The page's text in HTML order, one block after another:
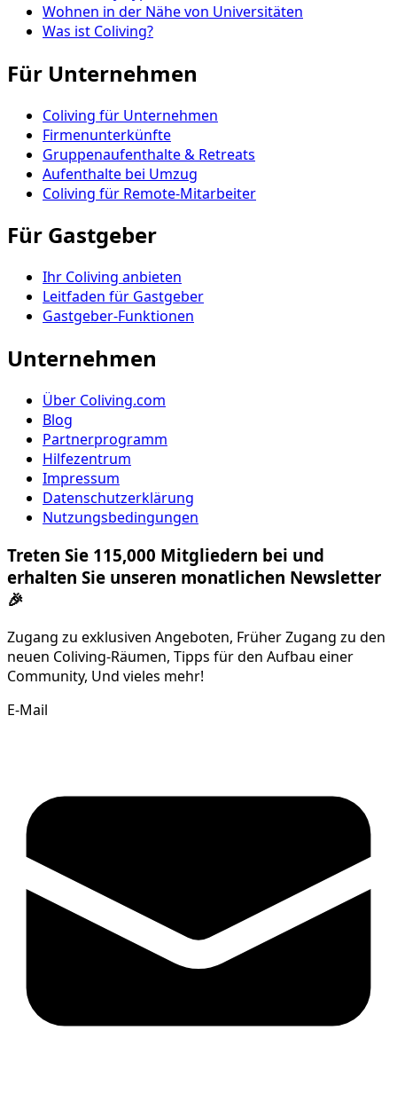
Wohnen in der Nähe von Universitäten
Was ist Coliving?
Für Unternehmen
Coliving für Unternehmen
Firmenunterkünfte
Gruppenaufenthalte & Retreats
Aufenthalte bei Umzug
Coliving für Remote-Mitarbeiter
Für Gastgeber
Ihr Coliving anbieten
Leitfaden für Gastgeber
Gastgeber-Funktionen
Unternehmen
Über Coliving.com
Blog
Partnerprogramm
Hilfezentrum
Impressum
Datenschutzerklärung
Nutzungsbedingungen
Treten Sie 115,000 Mitgliedern bei und
erhalten Sie unseren monatlichen Newsletter
🎉
Zugang zu exklusiven Angeboten, Früher Zugang zu den
neuen Coliving-Räumen, Tipps für den Aufbau einer
Community, Und vieles mehr!
E-Mail